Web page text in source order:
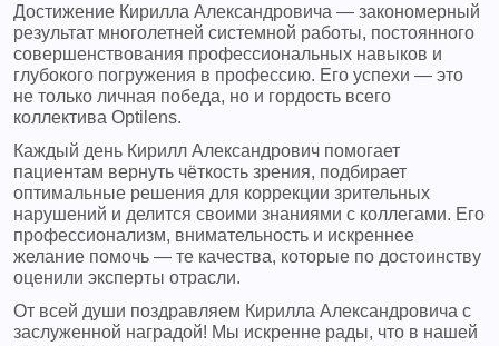
Достижение Кирилла Александровича — закономерный
результат многолетней системной работы, постоянного
совершенствования профессиональных навыков и
глубокого погружения в профессию. Его успехи — это
не только личная победа, но и гордость всего
коллектива Optilens.
Каждый день Кирилл Александрович помогает
пациентам вернуть чёткость зрения, подбирает
оптимальные решения для коррекции зрительных
нарушений и делится своими знаниями с коллегами. Его
профессионализм, внимательность и искреннее
желание помочь — те качества, которые по достоинству
оценили эксперты отрасли.
От всей души поздравляем Кирилла Александровича с
заслуженной наградой! Мы искренне рады, что в нашей